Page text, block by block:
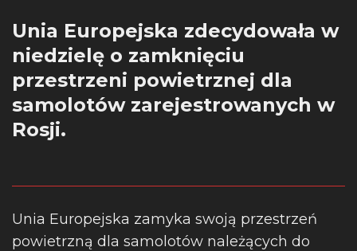
Unia Europejska zdecydowała w
niedzielę o zamknięciu
przestrzeni powietrznej dla
samolotów zarejestrowanych w
Rosji.
Unia Europejska zamyka swoją przestrzeń
powietrzną dla samolotów należących do